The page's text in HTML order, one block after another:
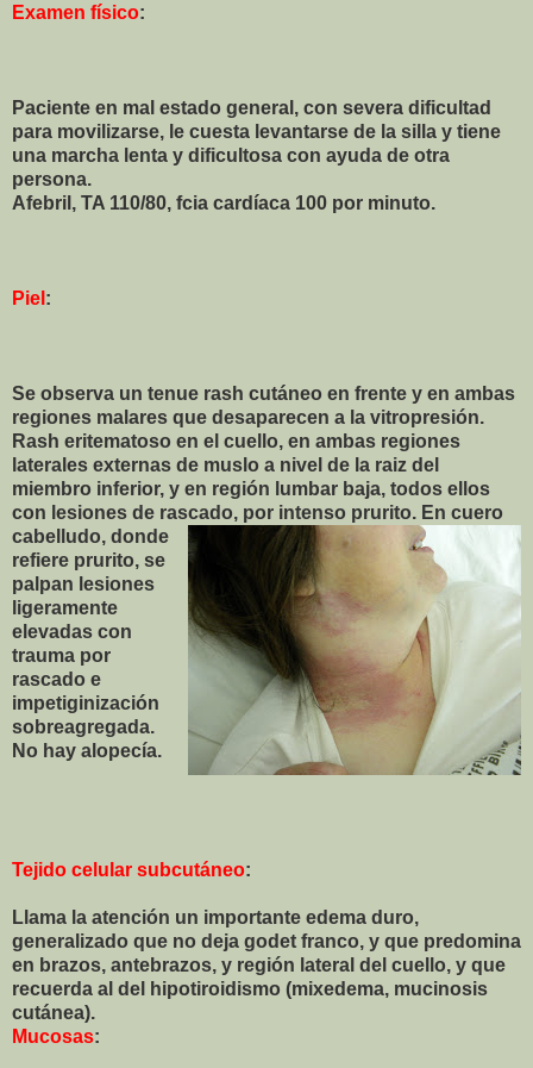
Examen físico:
Paciente en mal estado general, con severa dificultad
para movilizarse, le cuesta levantarse de la silla y tiene
una marcha lenta y dificultosa con ayuda de otra
persona.
Afebril, TA 110/80, fcia cardíaca 100 por minuto.
Piel :
Se observa un tenue rash cutáneo en frente y en ambas
regiones malares que desaparecen a la vitropresión.
Rash eritematoso en el cuello, en ambas regiones
laterales externas de muslo a nivel de la raiz del
miembro inferior, y en región lumbar baja, todos ellos
con lesiones de rascado, por intenso prurito. En cuero
cabelludo, donde
refiere prurito, se
palpan lesiones
ligeramente
elevadas con
trauma por
rascado e
impetiginización
sobreagregada.
No hay alopecía.
Tejido celular subcutáneo:
Llama la atención un importante edema duro,
generalizado que no deja godet franco, y que predomina
en brazos, antebrazos, y región lateral del cuello, y que
recuerda al del hipotiroidismo (mixedema, mucinosis
cutánea).
Mucosas: